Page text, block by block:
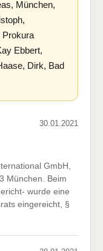
München,
Prokura
Ebbert,
Dirk, Bad
30.01.2021
GmbH,
München. Beim
wurde eine
eingereicht, §